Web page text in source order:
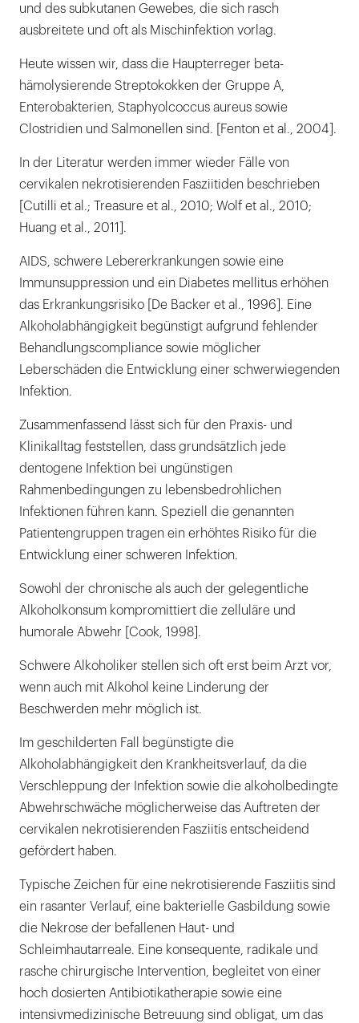
und des subkutanen Gewebes, die sich rasch
ausbreitete und oft als Mischinfektion vorlag.
Heute wissen wir, dass die Haupterreger beta-
hämolysierende Streptokokken der Gruppe A,
Enterobakterien, Staphyolcoccus aureus sowie
Clostridien und Salmonellen sind. [Fenton et al., 2004].
In der Literatur werden immer wieder Fälle von
cervikalen nekrotisierenden Fasziitiden beschrieben
[Cutilli et al.; Treasure et al., 2010; Wolf et al., 2010;
Huang et al., 2011].
AIDS, schwere Lebererkrankungen sowie eine
Immunsuppression und ein Diabetes mellitus erhöhen
das Erkrankungsrisiko [De Backer et al., 1996]. Eine
Alkoholabhängigkeit begünstigt aufgrund fehlender
Behandlungscompliance sowie möglicher
Leberschäden die Entwicklung einer schwerwiegenden
Infektion.
Zusammenfassend lässt sich für den Praxis- und
Klinikalltag feststellen, dass grundsätzlich jede
dentogene Infektion bei ungünstigen
Rahmenbedingungen zu lebensbedrohlichen
Infektionen führen kann. Speziell die genannten
Patientengruppen tragen ein erhöhtes Risiko für die
Entwicklung einer schweren Infektion.
Sowohl der chronische als auch der gelegentliche
Alkoholkonsum kompromittiert die zelluläre und
humorale Abwehr [Cook, 1998].
Schwere Alkoholiker stellen sich oft erst beim Arzt vor,
wenn auch mit Alkohol keine Linderung der
Beschwerden mehr möglich ist.
Im geschilderten Fall begünstigte die
Alkoholabhängigkeit den Krankheitsverlauf, da die
Verschleppung der Infektion sowie die alkoholbedingte
Abwehrschwäche möglicherweise das Auftreten der
cervikalen nekrotisierenden Fasziitis entscheidend
gefördert haben.
Typische Zeichen für eine nekrotisierende Fasziitis sind
ein rasanter Verlauf, eine bakterielle Gasbildung sowie
die Nekrose der befallenen Haut- und
Schleimhautarreale. Eine konsequente, radikale und
rasche chirurgische Intervention, begleitet von einer
hoch dosierten Antibiotikatherapie sowie eine
intensivmedizinische Betreuung sind obligat, um das